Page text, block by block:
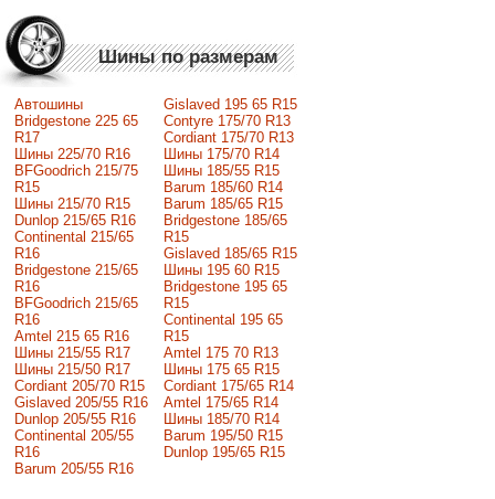
Шины по размерам
Автошины
Bridgestone 225 65
R17
Шины 225/70 R16
BFGoodrich 215/75
R15
Шины 215/70 R15
Dunlop 215/65 R16
Continental 215/65
R16
Bridgestone 215/65
R16
BFGoodrich 215/65
R16
Amtel 215 65 R16
Шины 215/55 R17
Шины 215/50 R17
Сordiant 205/70 R15
Gislaved 205/55 R16
Dunlop 205/55 R16
Continental 205/55
R16
Barum 205/55 R16
Gislaved 195 65 R15
Contyre 175/70 R13
Cordiant 175/70 R13
Шины 175/70 R14
Шины 185/55 R15
Barum 185/60 R14
Barum 185/65 R15
Bridgestone 185/65
R15
Gislaved 185/65 R15
Шины 195 60 R15
Bridgestone 195 65
R15
Continental 195 65
R15
Amtel 175 70 R13
Шины 175 65 R15
Cordiant 175/65 R14
Amtel 175/65 R14
Шины 185/70 R14
Barum 195/50 R15
Dunlop 195/65 R15